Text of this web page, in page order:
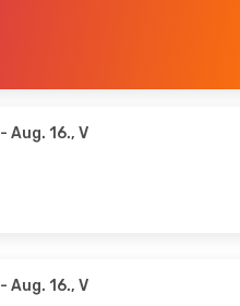
- Aug. 16., V
- Aug. 16., V